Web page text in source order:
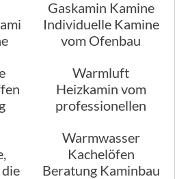
Gaskamin Kamine
Individuelle Kamine
vom Ofenbau
Warmluft
Heizkamin vom
professionellen
Kamin
Warmwasser
Kachelöfen
Beratung Kaminbau